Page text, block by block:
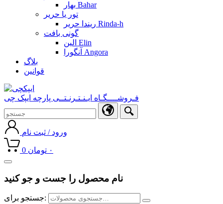
بهار Bahar
تور یا حریر
ریندا حریر Rinda-h
گونی بافت
الین Elin
آنگورا Angora
بلاگ
قوانین
فـروشــــگـاه ایـنـتـرنـتــی پارچه ایپک چی
ورود / ثبت نام
0 ۰ تومان
Toggle
navigation
نام محصول را جست و جو کنید
جستجو برای: